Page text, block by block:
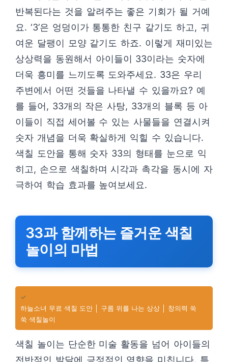
반복된다는 것을 알려주는 좋은 기회가 될 거예
요. ‘3’은 엉덩이가 통통한 친구 같기도 하고, 귀
여운 달팽이 모양 같기도 하죠. 이렇게 재미있는
상상력을 동원해서 아이들이 33이라는 숫자에
더욱 흥미를 느끼도록 도와주세요. 33은 우리
주변에서 어떤 것들을 나타낼 수 있을까요? 예
를 들어, 33개의 작은 사탕, 33개의 블록 등 아
이들이 직접 세어볼 수 있는 사물들을 연결시켜
숫자 개념을 더욱 확실하게 익힐 수 있습니다.
색칠 도안을 통해 숫자 33의 형태를 눈으로 익
히고, 손으로 색칠하며 시각과 촉각을 동시에 자
극하여 학습 효과를 높여보세요.
33과 함께하는 즐거운 색칠
놀이의 마법
✓
하늘소녀 무료 색칠 도안 │ 구름 위를 나는 상상 │ 창의력 쑥
쑥 색칠놀이
색칠 놀이는 단순한 미술 활동을 넘어 아이들의
전반적인 발달에 긍정적인 영향을 미칩니다. 특